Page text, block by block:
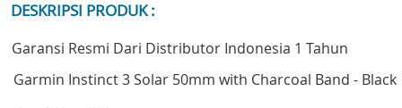
DESKRIPSI PRODUK :
Garansi Resmi Dari Distributor Indonesia 1 Tahun
Garmin Instinct 3 Solar 50mm with Charcoal Band - Black